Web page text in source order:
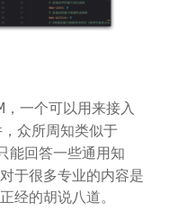
，一个可以用来接入
众所周知类似于
能回答一些通用知
于很多专业的内容是
经的胡说八道。